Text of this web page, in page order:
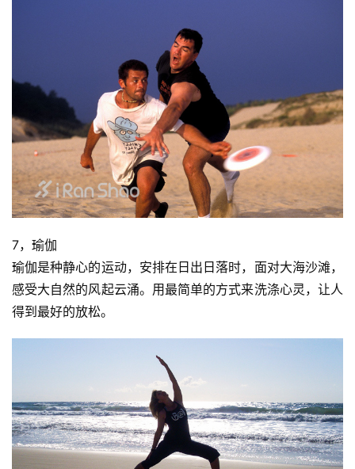
7，瑜伽
瑜伽是种静心的运动，安排在日出日落时，面对大海沙滩，
感受大自然的风起云涌。用最简单的方式来洗涤心灵，让人
得到最好的放松。